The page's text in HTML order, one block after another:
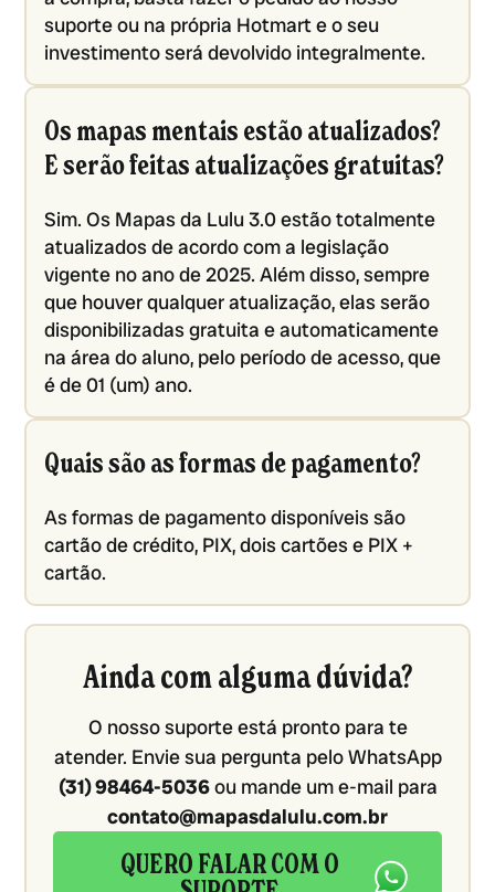
suporte ou na própria Hotmart e o seu
investimento será devolvido integralmente.
Os mapas mentais estão atualizados?
E serão feitas atualizações gratuitas?
Sim. Os Mapas da Lulu 3.0 estão totalmente
atualizados de acordo com a legislação
vigente no ano de 2025. Além disso, sempre
que houver qualquer atualização, elas serão
disponibilizadas gratuita e automaticamente
na área do aluno, pelo período de acesso, que
é de 01 (um) ano.
Quais são as formas de pagamento?
As formas de pagamento disponíveis são
cartão de crédito, PIX, dois cartões e PIX +
cartão.
Ainda com alguma dúvida?
O nosso suporte está pronto para te
atender. Envie sua pergunta pelo WhatsApp
(31) 98464-5036ou mande um e-mail para
contato@mapasdalulu.com.br
QUERO FALAR COM O